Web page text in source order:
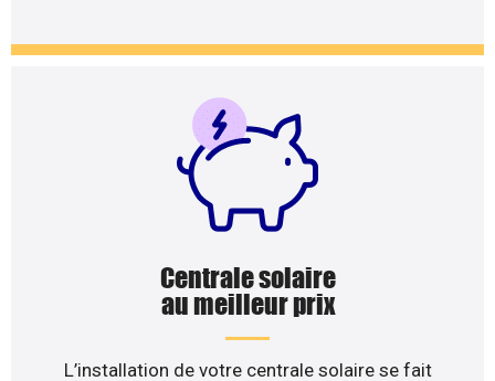
Centrale solaire
au meilleur prix
L’installation de votre centrale solaire se fait